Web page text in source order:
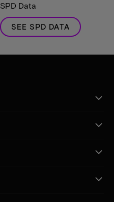
SPD Data
SEE SPD DATA